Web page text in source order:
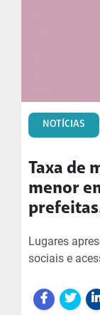
NOTÍCIAS
Taxa de
menor
Lugares
sociais e